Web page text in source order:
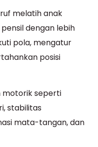
melatih anak
dengan lebih
pola, mengatur
posisi
motorik seperti
stabilitas
mata-tangan, dan